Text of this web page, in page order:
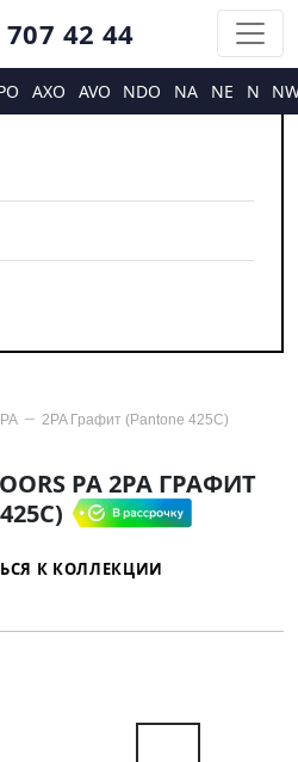
42 44
AXO AVO NDO NA NE N
PA 2PA Графит (Pantone 425С)
PA 2PA ГРАФИТ
К КОЛЛЕКЦИИ